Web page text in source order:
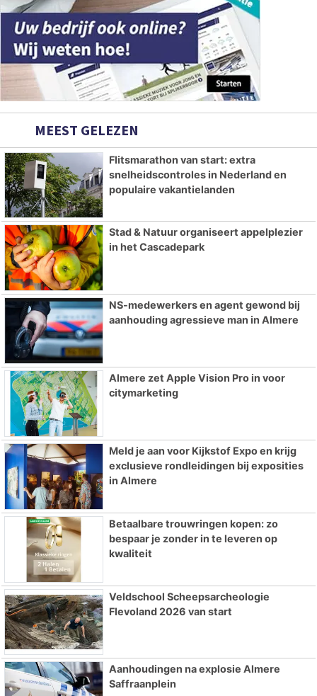
MEEST GELEZEN
Flitsmarathon van start: extra
snelheidscontroles in Nederland en
populaire vakantielanden
Stad & Natuur organiseert appelplezier
in het Cascadepark
NS-medewerkers en agent gewond bij
aanhouding agressieve man in Almere
Almere zet Apple Vision Pro in voor
citymarketing
Meld je aan voor Kijkstof Expo en krijg
exclusieve rondleidingen bij exposities
in Almere
Betaalbare trouwringen kopen: zo
bespaar je zonder in te leveren op
kwaliteit
Veldschool Scheepsarcheologie
Flevoland 2026 van start
Aanhoudingen na explosie Almere
Saffraanplein